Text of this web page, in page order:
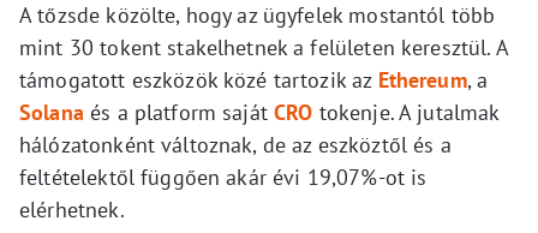
A tőzsde közölte, hogy az ügyfelek mostantól több
mint 30 tokent stakelhetnek a felületen keresztül. A
támogatott eszközök közé tartozik az Ethereum, a
Solana és a platform sajátCRO tokenje. A jutalmak
hálózatonként változnak, de az eszköztől és a
feltételektől függően akár évi 19,07%-ot is
elérhetnek.